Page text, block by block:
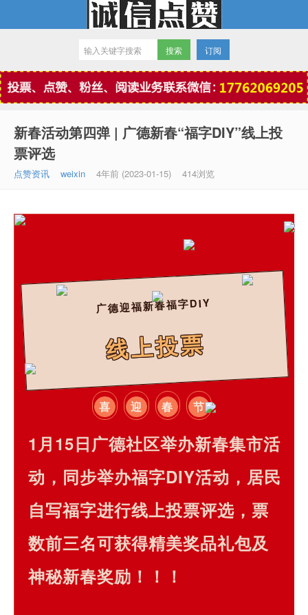
微信点赞
订阅
新春活动第四弹 | 广德新春“福字DIY”线上投
票评选
点赞资讯 weixin 4年前 (2023-01-15) 414浏览
广德迎福新春福字DIY
线上投票
喜 迎 春 节
1月15日广德社区举办新春集市活
动，同步举办福字DIY活动，居民
自写福字进行线上投票评选， 票
数前三名可获得精美奖品礼包及
神秘新春奖励！！！